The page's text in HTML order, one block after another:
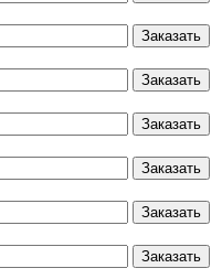
Заказать
Заказать
Заказать
Заказать
Заказать
Заказать